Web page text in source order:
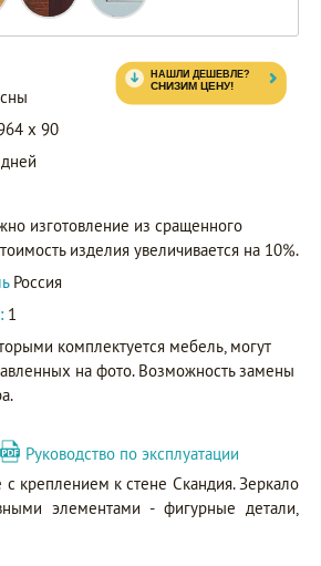
x 90
изготовление из сращенного
изделия увеличивается на 10%.
Россия
1
комплектуется мебель, могут
на фото. Возможность замены
Руководство по эксплуатации
с креплением к стене Скандия. Зеркало
элементами - фигурные детали,